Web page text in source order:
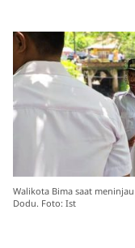
Walikota Bima saat
Dodu. Foto: Ist